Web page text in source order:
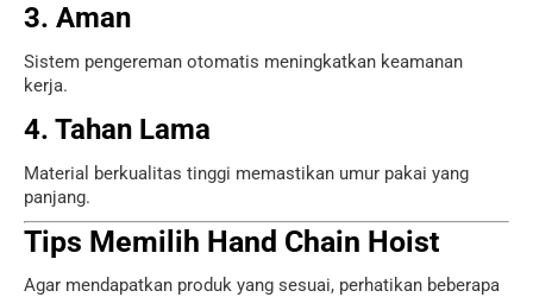
3. Aman
Sistem pengereman otomatis meningkatkan keamanan
kerja.
4. Tahan Lama
Material berkualitas tinggi memastikan umur pakai yang
panjang.
Tips Memilih Hand Chain Hoist
Agar mendapatkan produk yang sesuai, perhatikan beberapa